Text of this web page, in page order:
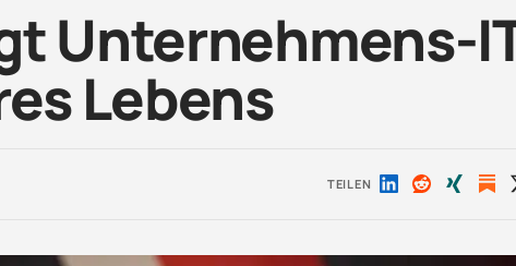
Unternehmens-
Lebens
TEILEN Auf Auf Auf